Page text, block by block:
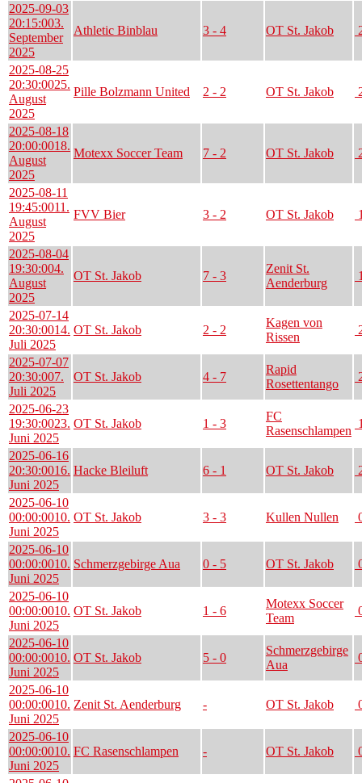
2025-09-03
20:15:003.
September
2025
Athletic Binblau 3 - 4 OT St. Jakob
2025-08-25
20:30:0025.
August
2025
Pille Bolzmann United 2 - 2 OT St. Jakob
2025-08-18
20:00:0018.
August
2025
Motexx Soccer Team 7 - 2 OT St. Jakob
2025-08-11
19:45:0011.
August
2025
FVV Bier 3 - 2 OT St. Jakob
2025-08-04
19:30:004.
August
2025
OT St. Jakob 7 - 3
Zenit St.
Aenderburg
2025-07-14
20:30:0014.
Juli 2025
OT St. Jakob 2 - 2
Kagen von
Rissen
2025-07-07
20:30:007.
Juli 2025
OT St. Jakob 4 - 7
Rapid
Rosettentango
2025-06-23
19:30:0023.
Juni 2025
OT St. Jakob 1 - 3
FC
Rasenschlampen
2025-06-16
20:30:0016.
Juni 2025
Hacke Bleiluft 6 - 1 OT St. Jakob
2025-06-10
00:00:0010.
Juni 2025
OT St. Jakob 3 - 3 Kullen Nullen
2025-06-10
00:00:0010.
Juni 2025
Schmerzgebirge Aua 0 - 5 OT St. Jakob
2025-06-10
00:00:0010.
Juni 2025
OT St. Jakob 1 - 6
Motexx Soccer
Team
2025-06-10
00:00:0010.
Juni 2025
OT St. Jakob 5 - 0
Schmerzgebirge
Aua
2025-06-10
00:00:0010.
Juni 2025
Zenit St. Aenderburg - OT St. Jakob
2025-06-10
00:00:0010.
Juni 2025
FC Rasenschlampen - OT St. Jakob